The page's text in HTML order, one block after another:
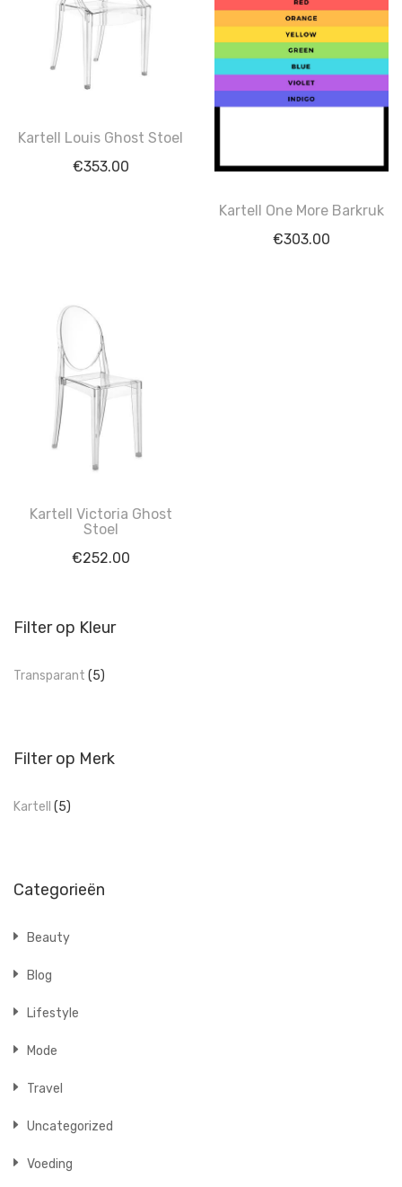
Kartell Louis Ghost Stoel
€353.00
Kartell One More Barkruk
€303.00
Kartell Victoria Ghost
Stoel
€252.00
Filter op Kleur
Transparant (5)
Filter op Merk
Kartell (5)
Categorieën
Beauty
Blog
Lifestyle
Mode
Travel
Uncategorized
Voeding